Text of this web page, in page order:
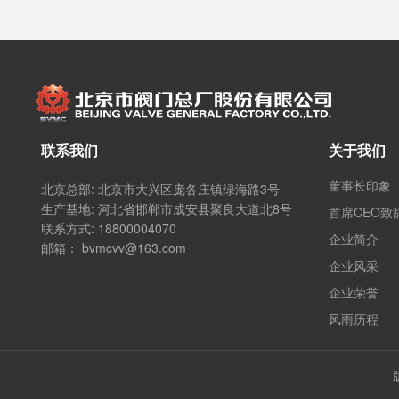
联系我们
北京总部:北京市大兴区庞各庄镇绿海路3号
生产基地:河北省邯郸市成安县聚良大道北8号
联系方式: 18800004070
邮箱： bvmcvv@163.com
关于我们
董事长印象
首席CEO致
企业简介
企业风采
企业荣誉
风雨历程